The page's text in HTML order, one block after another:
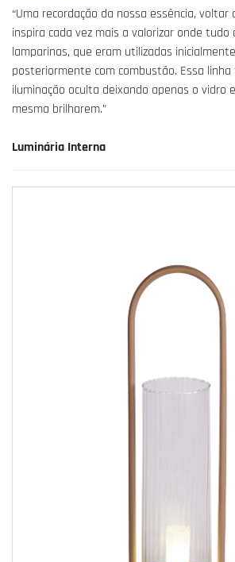
“Uma recordação da nossa essência, voltar
inspira cada vez mais a valorizar onde tudo
lamparinas, que eram utilizadas
posteriormente com combustão. Essa
iluminação oculta deixando apenas o vidro
mesma brilharem.”
Luminária Interna